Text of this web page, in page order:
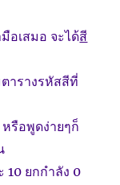
อเสมอ จะได้สี
ารางรหัสสีที่
รือพูดง่ายๆก็
10 ยกกำลัง 0